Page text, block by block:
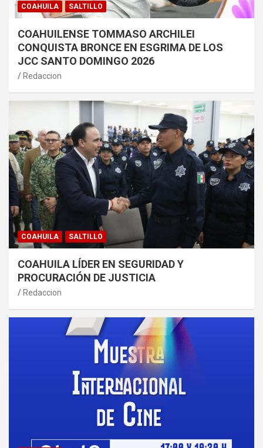
COAHUILA SALTILLO
COAHUILENSE TOMMASO ARCHILEI
CONQUISTA BRONCE EN ESGRIMA DE LOS
JCC SANTO DOMINGO 2026
Redaccion
COAHUILA SALTILLO
COAHUILA LÍDER EN SEGURIDAD Y
PROCURACIÓN DE JUSTICIA
Redaccion